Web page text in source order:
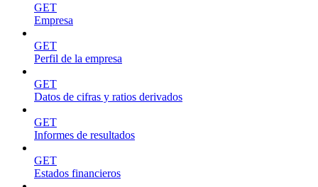
GET
Empresa
GET
Perfil de la empresa
GET
Datos de cifras y ratios derivados
GET
Informes de resultados
GET
Estados financieros